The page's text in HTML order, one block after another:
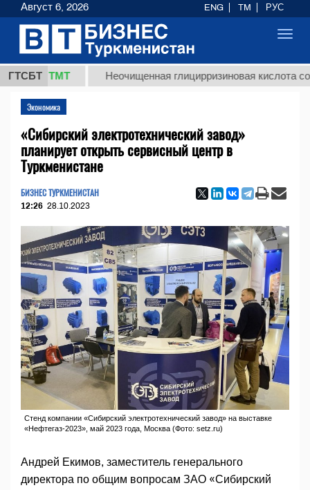
ГТСБТ
ТМТ Неочищенная глицирризиновая кислота
Экономика
«Сибирский электротехнический завод»
планирует открыть сервисный центр в
Туркменистане
БИЗНЕС ТУРКМЕНИСТАН
12:26 28.10.2023
Стенд компании «Сибирский электротехнический завод» на выставке
«Нефтегаз-2023», май 2023 года, Москва (Фото: setz.ru)
Андрей Екимов, заместитель генерального
директора по общим вопросам ЗАО «Сибирский
Август 6, 2026 ENG TM РУС